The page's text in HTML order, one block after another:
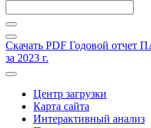
Скачать PDF Годовой отчет
за 2023 г.
Центр загрузки
Карта сайта
Интерактивный анализ